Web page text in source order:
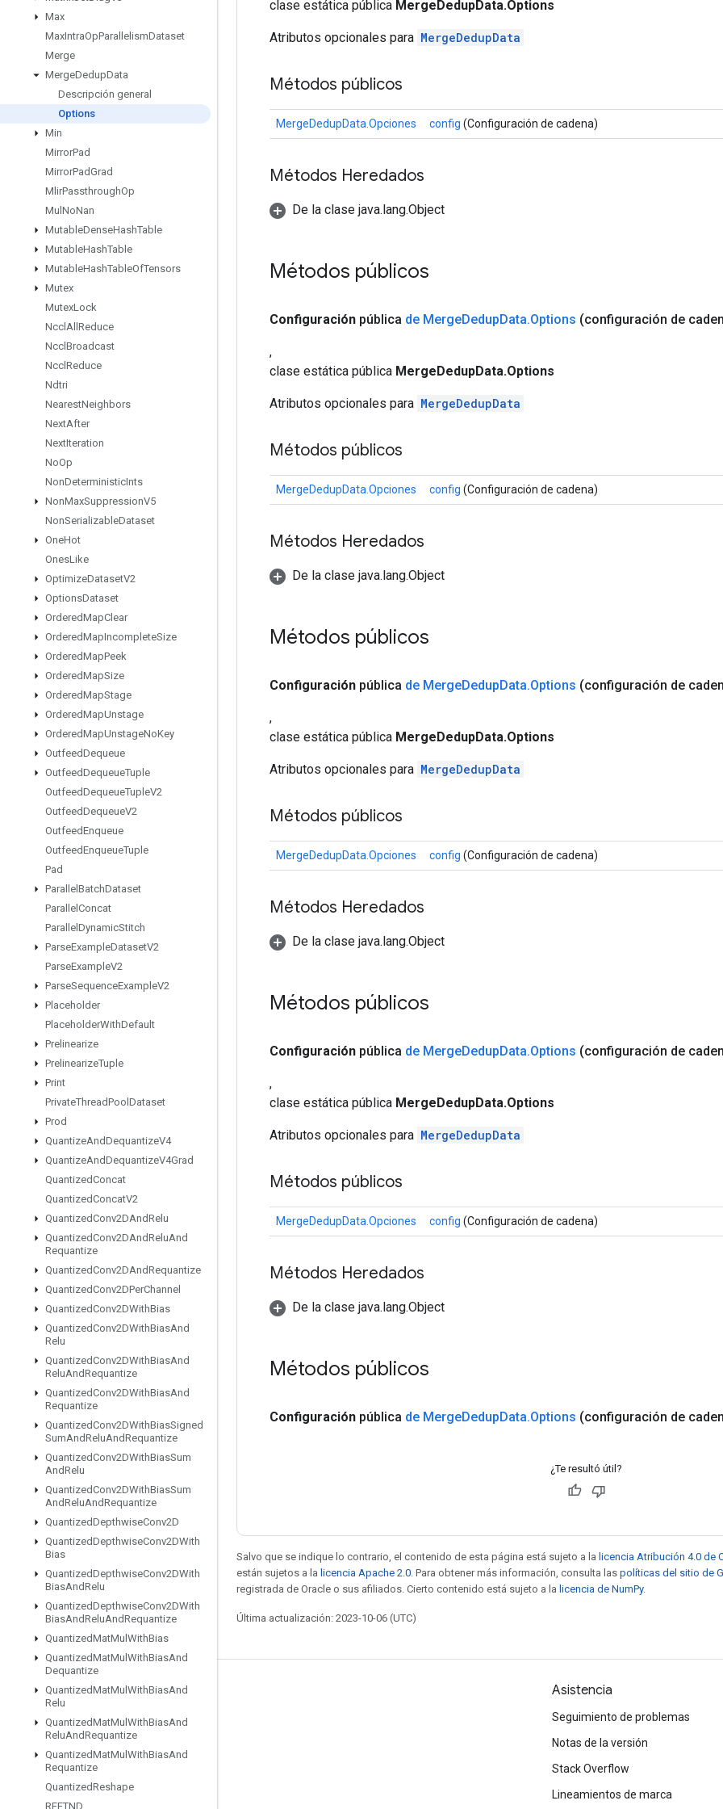
Max
MaxIntraOpParallelismDataset
Merge
MergeDedupData
Descripción general
Options
Min
MirrorPad
MirrorPadGrad
MlirPassthroughOp
Mul NoNan
MutableDenseHashTable
MutableHashTable
MutableHashTableOfTensors
Mutex
MutexLock
Nccl All Reduce
Nccl Broadcast
Nccl Reduce
Ndtri
NearestNeighbors
NextAfter
NextIteration
NoOp
NonDeterministicInts
NonMaxSuppressionV5
NonSerializableDataset
OneHot
OnesLike
OptimizeDatasetV2
OptionsDataset
OrderedMapClear
OrderedMapIncompleteSize
OrderedMapPeek
OrderedMapSize
OrderedMapStage
OrderedMapUnstage
OrderedMapUnstageNoKey
OutfeedDequeue
OutfeedDequeueTuple
OutfeedDequeueTupleV2
OutfeedDequeueV2
OutfeedEnqueue
OutfeedEnqueueTuple
Pad
Parallel BatchDataset
Parallel Concat
Parallel DynamicStitch
ParseExampleDatasetV2
ParseExampleV2
ParseSequenceExampleV2
Placeholder
PlaceholderWithDefault
Prelinearize
PrelinearizeTuple
Print
PrivateThreadPool Dataset
Prod
QuantizeAndDequantizeV4
QuantizeAndDequantizeV4Grad
QuantizedConcat
QuantizedConcatV2
QuantizedConv2DAndRelu
QuantizedConv2DAndReluAnd
Requantize
QuantizedConv2DAndRequantize
QuantizedConv2DPerChannel
QuantizedConv2DWithBias
QuantizedConv2DWithBiasAnd
Relu
QuantizedConv2DWithBiasAnd
ReluAndRequantize
QuantizedConv2DWithBiasAnd
Requantize
QuantizedConv2DWithBiasSigned
SumAndReluAndRequantize
QuantizedConv2DWithBiasSum
AndRelu
QuantizedConv2DWithBiasSum
AndReluAndRequantize
QuantizedDepthwiseConv2D
QuantizedDepthwiseConv2DWith
Bias
QuantizedDepthwiseConv2DWith
BiasAndRelu
QuantizedDepthwiseConv2DWith
BiasAndReluAndRequantize
QuantizedMatMul WithBias
QuantizedMatMul WithBiasAnd
Dequantize
QuantizedMatMul WithBiasAnd
Relu
QuantizedMatMul WithBiasAnd
ReluAndRequantize
QuantizedMatMul WithBiasAnd
Requantize
QuantizedReshape
RFFTND
clase estática pública MergeDedupData.Options
Atributos opcionales para MergeDedupData
Métodos públicos
MergeDedupData.Opciones config (Configuración de cadena)
Métodos Heredados
De la clase java.lang.Object
Métodos públicos
Configuración pública de MergeDedupData.Options (configuración de
,
clase estática pública MergeDedupData.Options
Atributos opcionales para MergeDedupData
Métodos públicos
MergeDedupData.Opciones config (Configuración de cadena)
Métodos Heredados
De la clase java.lang.Object
Métodos públicos
Configuración pública de MergeDedupData.Options (configuración de
,
clase estática pública MergeDedupData.Options
Atributos opcionales para MergeDedupData
Métodos públicos
MergeDedupData.Opciones config (Configuración de cadena)
Métodos Heredados
De la clase java.lang.Object
Métodos públicos
Configuración pública de MergeDedupData.Options (configuración de
,
clase estática pública MergeDedupData.Options
Atributos opcionales para MergeDedupData
Métodos públicos
MergeDedupData.Opciones config (Configuración de cadena)
Métodos Heredados
De la clase java.lang.Object
Métodos públicos
Configuración pública de MergeDedupData.Options (configuración de
¿Te resultó útil?
Salvo que se indique lo contrario, el contenido de esta página está sujeto a la licencia Atribución 4.0 de
están sujetos a la licencia Apache 2.0 . Para obtener más información, consulta las políticas del sitio de
registrada de Oracle o sus afiliados. Cierto contenido está sujeto a la licencia de NumPy.
Última actualización: 2023-10-06 (UTC)
Mantente conectado
Blog
GitHub
Twitter
Asistencia
Seguimiento de problemas
Notas de la versión
Stack Overflow
Lineamientos de marca